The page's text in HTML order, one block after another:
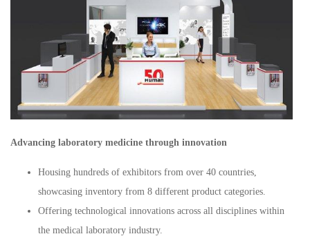
Advancing laboratory medicine through innovation
Housing hundreds of exhibitors from over 40 countries,
showcasing inventory from 8 different product categories.
Offering technological innovations across all disciplines within
the medical laboratory industry.